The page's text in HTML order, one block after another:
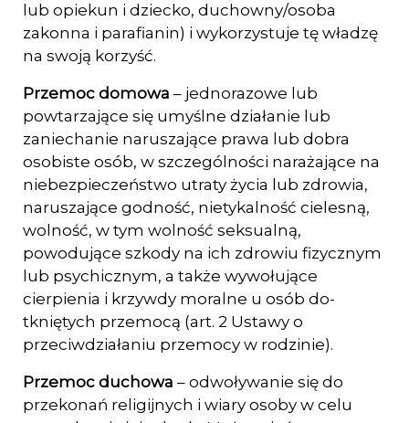
lub opiekun i dziecko, duchowny/osoba
zakonna i parafianin) i wykorzystuje tę władzę
na swoją korzyść.
Przemoc domowa – jednorazowe lub
powtarzające się umyślne działanie lub
zaniechanie naruszające prawa lub dobra
osobiste osób, w szczególności narażające na
niebez­pieczeństwo utraty życia lub zdrowia,
naruszające godność, nietykalność cielesną,
wolność, w tym wolność seksualną,
powodujące szkody na ich zdrowiu fizycznym
lub psychicznym, a także wywołujące
cierpienia i krzywdy moralne u osób do­
tkniętych przemocą (art. 2 Ustawy o
przeciwdziałaniu przemocy w rodzinie).
Przemoc duchowa – odwoływanie się do
przekonań religijnych i wiary osoby w celu